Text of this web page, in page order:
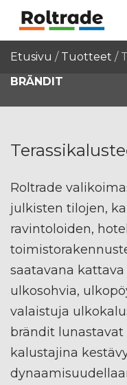
Etusivu / Tuotteet /
BRÄNDIT
Roltrade
julkisten tilojen,
ravintoloiden,
saatavana
ulkosohvia,
valaistuja
brändit
kalustajina